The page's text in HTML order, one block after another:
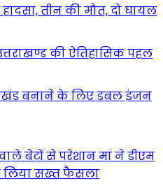
तीन की मौत, दो घायल
की ऐतिहासिक पहल
बनाने के लिए डबल इंजन
बेटों से परेशान मां ने डीएम
लिया सख्त फैसला